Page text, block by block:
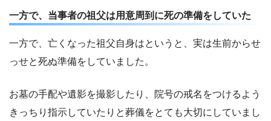
一方で、当事者の祖父は用意周到に死の準備をしていた
一方で、亡くなった祖父自身はというと、実は生前からせ
っせと死ぬ準備をしていました。
お墓の手配や遺影を撮影したり、院号の戒名をつけるよう
きっちり指示していたりと葬儀をとても大切にしていまし